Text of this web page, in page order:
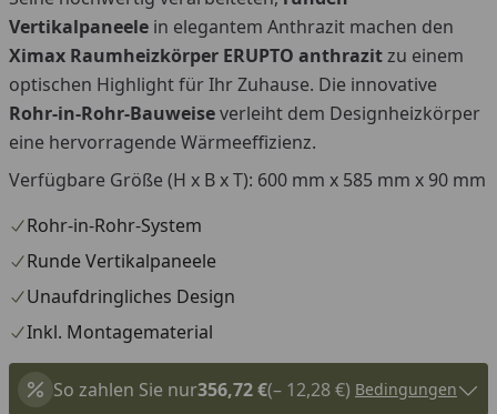
Vertikalpaneele in elegantem Anthrazit machen den
Ximax Raumheizkörper ERUPTO anthrazitzu einem
optischen Highlight für Ihr Zuhause. Die innovative
Rohr-in-Rohr-Bauweiseverleiht dem Designheizkörper
eine hervorragende Wärmeeffizienz.
Verfügbare Größe (H x B x T): 600 mm x 585 mm x 90 mm
Rohr-in-Rohr-System
Runde Vertikalpaneele
Unaufdringliches Design
Inkl. Montagematerial
So zahlen Sie nur356,72 €(– 12,28 €) Bedingungen